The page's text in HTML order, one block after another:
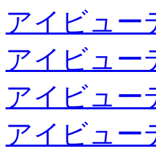
アイビュー
アイビュー
アイビュー
アイビュー